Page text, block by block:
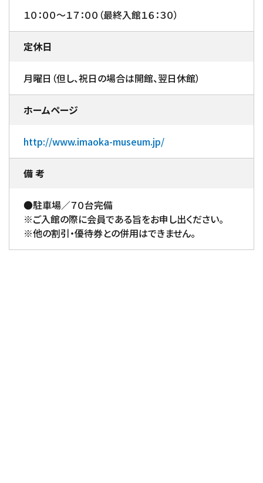
１０：００～１７：００（最終入館１６：３０）
定休日
月曜日（但し、祝日の場合は開館、翌日休館）
ホームページ
http://www.imaoka-museum.jp/
備 考
●駐車場／７０台完備
※ご入館の際に会員である旨をお申し出ください。
※他の割引・優待券との併用はできません。